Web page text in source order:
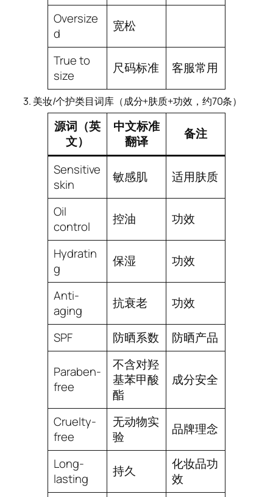
Oversize
d
宽松
True to
size
尺码标准 客服常用
3. 美妆/个护类目词库（成分+肤质+功效，约70条）
源词（英
文）
中文标准
翻译
备注
Sensitive
skin
敏感肌 适用肤质
Oil
control
控油 功效
Hydratin
g
保湿 功效
Anti-
aging
抗衰老 功效
SPF 防晒系数 防晒产品
Paraben-
free
不含对羟
基苯甲酸
酯
成分安全
Cruelty-
free
无动物实
验
品牌理念
Long-
lasting
持久
化妆品功
效